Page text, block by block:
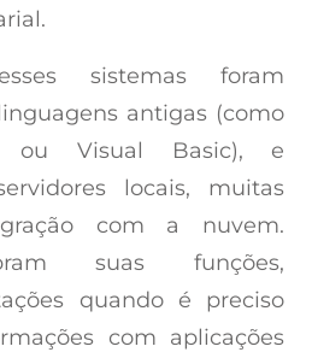
sistemas foram
antigas (como
ou Visual Basic), e
locais, muitas
com a nuvem.
suas funções,
quando é preciso
com aplicações